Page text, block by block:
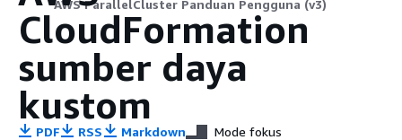
AWS ParallelCluster Panduan Pengguna (v3)
CloudFormation
sumber daya
kustom
PDF RSS Markdown Mode fokus